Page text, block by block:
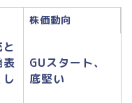
株価動向
表
GUスタート、
底堅い